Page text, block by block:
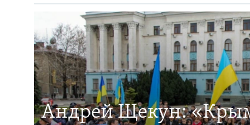
Андрей Щекун: